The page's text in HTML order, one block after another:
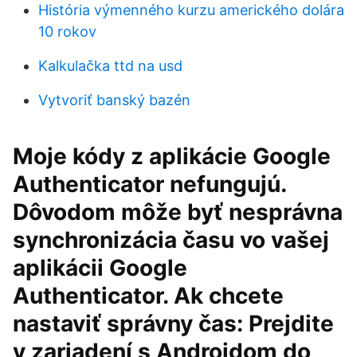
História výmenného kurzu amerického dolára
10 rokov
Kalkulačka ttd na usd
Vytvoriť banský bazén
Moje kódy z aplikácie Google
Authenticator nefungujú.
Dôvodom môže byť nesprávna
synchronizácia času vo vašej
aplikácii Google
Authenticator. Ak chcete
nastaviť správny čas: Prejdite
v zariadení s Androidom do